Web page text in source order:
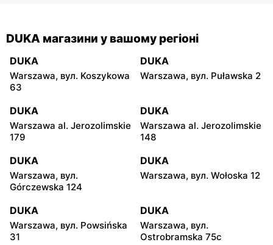
DUKA магазини у вашому регіоні
DUKA
Warszawa, вул. Koszykowa
63
DUKA
Warszawa, вул. Puławska 2
DUKA
Warszawa al. Jerozolimskie
179
DUKA
Warszawa al. Jerozolimskie
148
DUKA
Warszawa, вул.
Górczewska 124
DUKA
Warszawa, вул. Wołoska 12
DUKA
Warszawa, вул. Powsińska
31
DUKA
Warszawa, вул.
Ostrobramska 75c